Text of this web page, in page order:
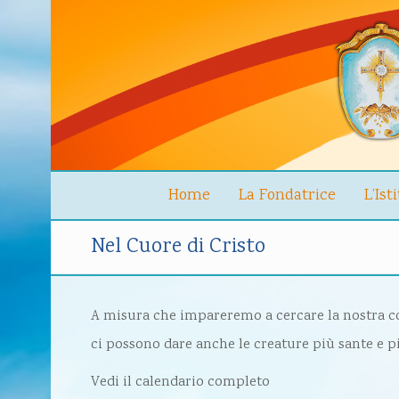
Home La Fondatrice
Nel Cuore di Cristo
A misura che impareremo a cercare la nostra
ci possono dare anche le creature più sante e
Vedi il calendario completo